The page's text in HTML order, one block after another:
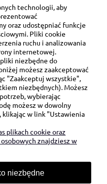
lok. 57/58
Z NAMI:
872
15:30)
technologii, aby
oraz udostępniać funkcje
Pliki cookie
ruchu i analizowania
internetowej.
niezbędne do
możesz zaakceptować
"Zaakceptuj wszystkie",
niezbędnych). Możesz
wybierając
możesz w dowolny
w link "Ustawienia
plikach cookie oraz
znajdziesz w
niezbędne